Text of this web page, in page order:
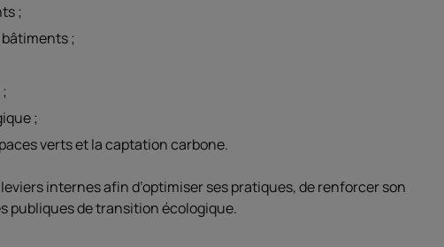
;
;
;
verts et la captation carbone.
internes afin d’optimiser ses pratiques, de renforcer son
publiques de transition écologique.